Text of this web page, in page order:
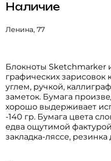
Наличие
Ленина, 77
Блокноты Sketchmarker
графических зарисовок
углем, ручкой,
заметок. Бумага
хорошо выдерживает
-140 гр. Бумага цвета
едва ощутимой
закладка-ляссе,